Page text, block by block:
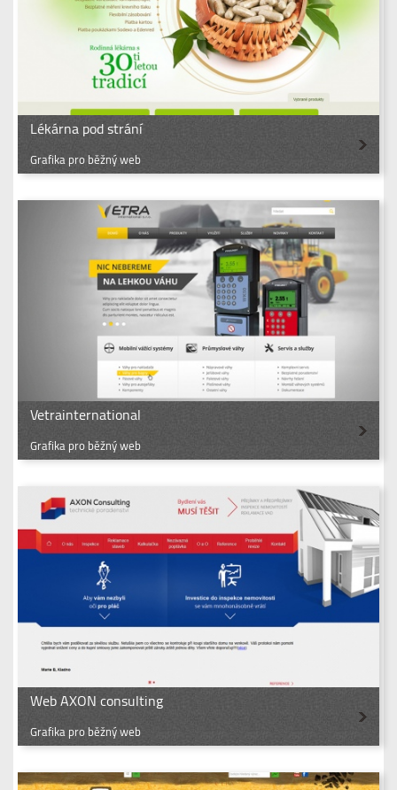
Lékárna pod strání
Grafika pro běžný web
Vetrainternational
Grafika pro běžný web
Web AXON consulting
Grafika pro běžný web